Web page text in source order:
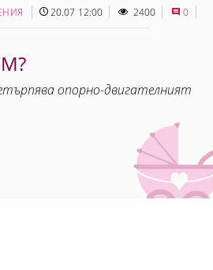
20.07 12:00 2400 0
опорно-двигателният